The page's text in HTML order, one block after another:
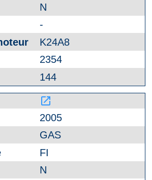
N
-
K24A8
2354
144
launch
2005
GAS
FI
N